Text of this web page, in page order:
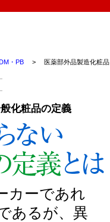
・PB > 医薬部外品製造化粧品
化粧品の定義
カーであれ
あるが、異